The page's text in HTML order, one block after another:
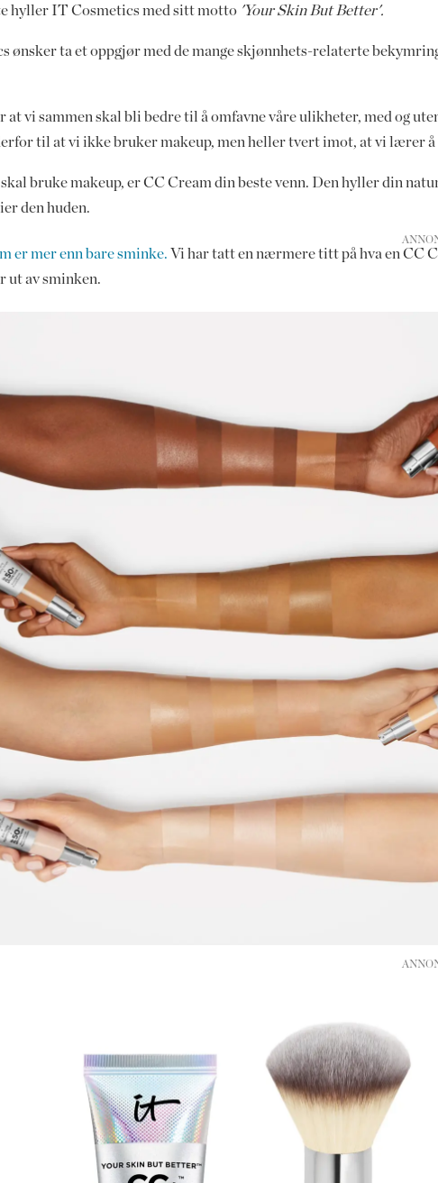
hyller IT Cosmetics med sitt motto 'Your Skin But Better'.
ønsker ta et oppgjør med de mange skjønnhets-relaterte
at vi sammen skal bli bedre til å omfavne våre ulikheter, med og
til at vi ikke bruker makeup, men heller tvert imot, at vi lærer å
bruke makeup, er CC Cream din beste venn. Den hyller din
den huden.
er mer enn bare sminke. Vi har tatt en nærmere titt på hva en CC
ut av sminken.